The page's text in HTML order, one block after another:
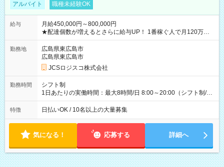
アルバイト 職種未経験OK
給与
月給450,000円～800,000円
★配達個数が増えるとさらに給与UP！ 1番稼ぐ人で月120万ほ
ど！ ・主要都市エリア 月収55万円／週5日稼働 月収65万~112
万円／週6日稼働 ・地方郊外エリア 月収40万円／週5日稼働 月
収40万円~50万円／週6日稼働 ＜モデルイメージ＞ ■月収50万
円 (27歳男性/江東区在住)※元建築関係 1日150個配達×25日勤務
(日休み) ■月収80万円(43歳男性/墨田区在住)※元営業 1日200個
勤務地
広島県東広島市
広島県東広島市
JCSロジスコ株式会社
勤務時間
シフト制
1日あたりの実働時間：最大8時間/日 8:00～20:00（シフト制/実
働8時間） ※週5日勤務（場所次第では週4も有り） ※配達状況
によって時間外での勤務可能性有り ※案件により多少の前後あ
特徴 日払いOK / 10名以上の大量募集
気になる！ 応募する 詳細へ